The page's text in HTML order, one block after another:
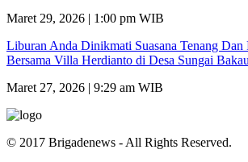
Maret 29, 2026 | 1:00 pm WIB
Liburan Anda Dinikmati Suasana Tenang Dan
Bersama Villa Herdianto di Desa Sungai
Maret 27, 2026 | 9:29 am WIB
© 2017 Brigadenews - All Rights Reserved.